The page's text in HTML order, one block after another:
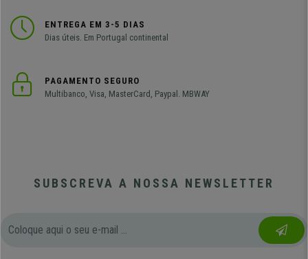
ENTREGA EM 3-5 DIAS
Dias úteis. Em Portugal continental
PAGAMENTO SEGURO
Multibanco, Visa, MasterCard, Paypal. MBWAY
SUBSCREVA A NOSSA NEWSLETTER